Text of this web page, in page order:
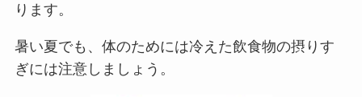
ります。
暑い夏でも、体のためには冷えた飲食物の摂りす
ぎには注意しましょう。